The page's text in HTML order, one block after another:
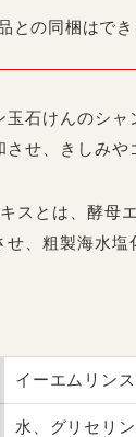
との同梱はで
石けんのシャ
させ、きしみや
スとは、酵母
せ、粗製海水塩
イーエムリン
水、グリセリ